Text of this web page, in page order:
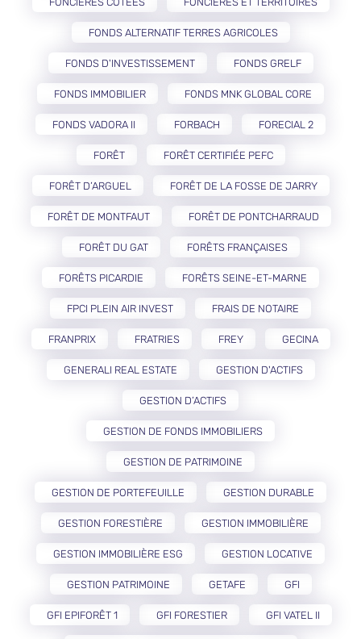
FONDS ALTERNATIF TERRES AGRICOLES
FONDS D'INVESTISSEMENT FONDS GRELF
FONDS IMMOBILIER FONDS MNK GLOBAL CORE
FONDS VADORA II FORBACH FORECIAL 2
FORÊT FORÊT CERTIFIÉE PEFC
FORÊT D’ARGUEL FORÊT DE LA FOSSE DE JARRY
FORÊT DE MONTFAUT FORÊT DE PONTCHARRAUD
FORÊT DU GAT FORÊTS FRANÇAISES
FORÊTS PICARDIE FORÊTS SEINE-ET-MARNE
FPCI PLEIN AIR INVEST FRAIS DE NOTAIRE
FRANPRIX FRATRIES FREY GECINA
GENERALI REAL ESTATE GESTION D'ACTIFS
GESTION D’ACTIFS
GESTION DE FONDS IMMOBILIERS
GESTION DE PATRIMOINE
GESTION DE PORTEFEUILLE GESTION DURABLE
GESTION FORESTIÈRE GESTION IMMOBILIÈRE
GESTION IMMOBILIÈRE ESG GESTION LOCATIVE
GESTION PATRIMOINE GETAFE GFI
GFI EPIFORÊT 1 GFI FORESTIER GFI VATEL II